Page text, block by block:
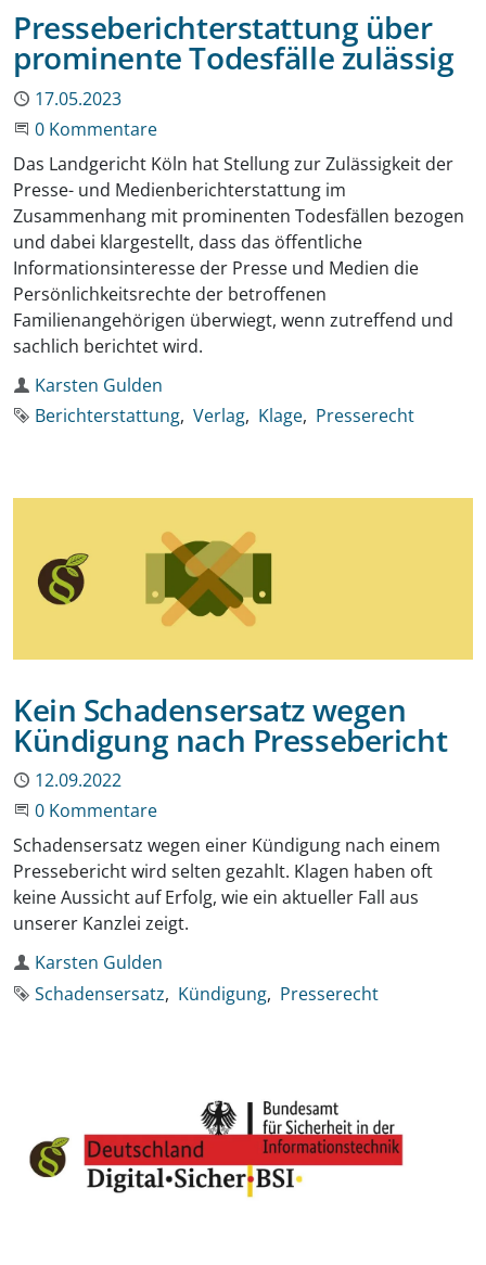
Presseberichterstattung über
prominente Todesfälle zulässig
Publiziert
17.05.2023
Beginne eine Unterhaltung
0 Kommentare
Das Landgericht Köln hat Stellung zur Zulässigkeit der
Presse- und Medienberichterstattung im
Zusammenhang mit prominenten Todesfällen bezogen
und dabei klargestellt, dass das öffentliche
Informationsinteresse der Presse und Medien die
Persönlichkeitsrechte der betroffenen
Familienangehörigen überwiegt, wenn zutreffend und
sachlich berichtet wird.
Autor
Karsten Gulden
Schlagworte
Berichterstattung Verlag Klage Presserecht
Kein Schadensersatz wegen
Kündigung nach Pressebericht
Publiziert
12.09.2022
Beginne eine Unterhaltung
0 Kommentare
Schadensersatz wegen einer Kündigung nach einem
Pressebericht wird selten gezahlt. Klagen haben oft
keine Aussicht auf Erfolg, wie ein aktueller Fall aus
unserer Kanzlei zeigt.
Autor
Karsten Gulden
Schlagworte
Schadensersatz Kündigung Presserecht